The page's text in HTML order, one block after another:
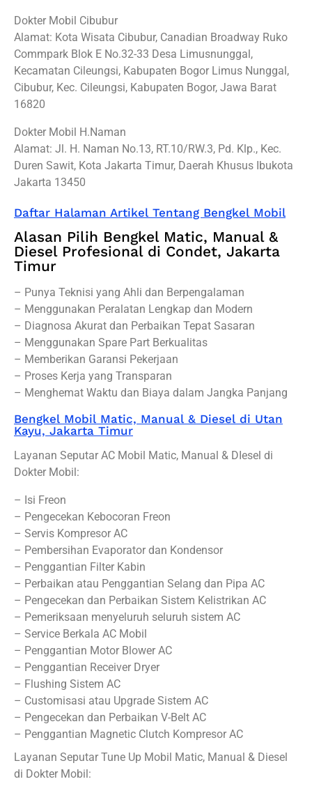
Dokter Mobil Cibubur
Alamat: Kota Wisata Cibubur, Canadian Broadway Ruko
Commpark Blok E No.32-33 Desa Limusnunggal,
Kecamatan Cileungsi, Kabupaten Bogor Limus Nunggal,
Cibubur, Kec. Cileungsi, Kabupaten Bogor, Jawa Barat
16820
Dokter Mobil H.Naman
Alamat: Jl. H. Naman No.13, RT.10/RW.3, Pd. Klp., Kec.
Duren Sawit, Kota Jakarta Timur, Daerah Khusus Ibukota
Jakarta 13450
Daftar Halaman Artikel Tentang Bengkel Mobil
Alasan Pilih Bengkel Matic, Manual &
Diesel Profesional di Condet, Jakarta
Timur
– Punya Teknisi yang Ahli dan Berpengalaman
– Menggunakan Peralatan Lengkap dan Modern
– Diagnosa Akurat dan Perbaikan Tepat Sasaran
– Menggunakan Spare Part Berkualitas
– Memberikan Garansi Pekerjaan
– Proses Kerja yang Transparan
– Menghemat Waktu dan Biaya dalam Jangka Panjang
Bengkel Mobil Matic, Manual & Diesel di Utan
Kayu, Jakarta Timur
Layanan Seputar AC Mobil Matic, Manual & DIesel di
Dokter Mobil:
– Isi Freon
– Pengecekan Kebocoran Freon
– Servis Kompresor AC
– Pembersihan Evaporator dan Kondensor
– Penggantian Filter Kabin
– Perbaikan atau Penggantian Selang dan Pipa AC
– Pengecekan dan Perbaikan Sistem Kelistrikan AC
– Pemeriksaan menyeluruh seluruh sistem AC
– Service Berkala AC Mobil
– Penggantian Motor Blower AC
– Penggantian Receiver Dryer
– Flushing Sistem AC
– Customisasi atau Upgrade Sistem AC
– Pengecekan dan Perbaikan V-Belt AC
– Penggantian Magnetic Clutch Kompresor AC
Layanan Seputar Tune Up Mobil Matic, Manual & Diesel
di Dokter Mobil: